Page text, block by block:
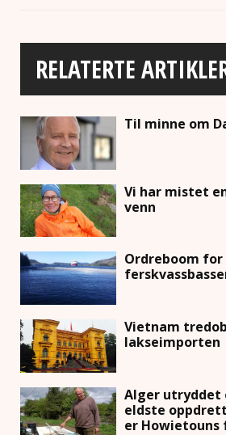
RELATERTE
Til minne om
Vi har mistet
venn
Ordreboom for
Vietnam
lakseimporten
Alger utryddet
eldste
er